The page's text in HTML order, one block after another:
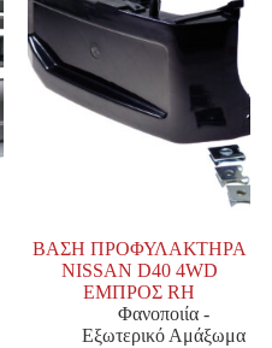
ΒΑΣΗ ΠΡΟΦΥΛΑΚΤΗΡΑ
NISSAN D40 4WD
ΕΜΠΡΟΣ RH
Φανοποιία -
Εξωτερικό Αμάξωμα